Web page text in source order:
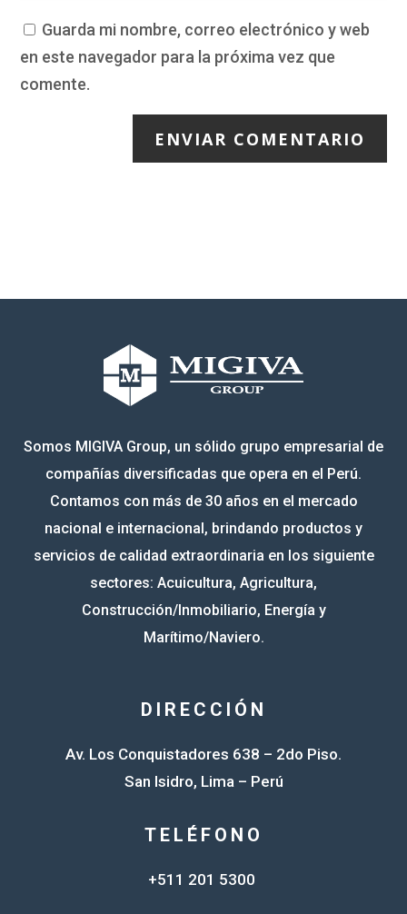
Guarda mi nombre, correo electrónico y web
en este navegador para la próxima vez que
comente.
ENVIAR COMENTARIO
Somos MIGIVA Group, un sólido grupo empresarial de
compañías diversificadas que opera en el Perú.
Contamos con más de 30 años en el mercado
nacional e internacional, brindando productos y
servicios de calidad extraordinaria en los siguiente
sectores: Acuicultura, Agricultura,
Construcción/Inmobiliario, Energía y
Marítimo/Naviero.
DIRECCIÓN
Av. Los Conquistadores 638 – 2do Piso.
San Isidro, Lima – Perú
TELÉFONO
+511 201 5300